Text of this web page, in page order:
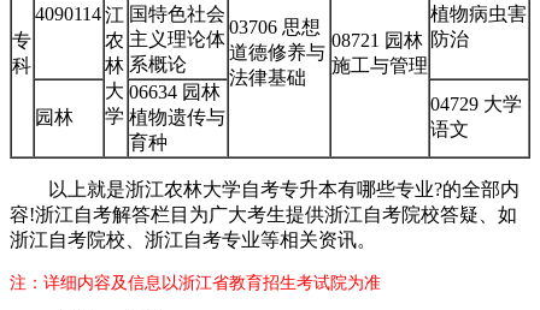
专
科
4090114江
农
林
大
学
国特色社会
主义理论体
系概论
03706 思想
道德修养与
法律基础
08721 园林
施工与管理
植物病虫害
防治
园林
06634 园林
植物遗传与
育种
04729 大学
语文
以上就是浙江农林大学自考专升本有哪些专业?的全部内
容!浙江自考解答栏目为广大考生提供浙江自考院校答疑、如
浙江自考院校、浙江自考专业等相关资讯。
注：详细内容及信息以浙江省教育招生考试院为准